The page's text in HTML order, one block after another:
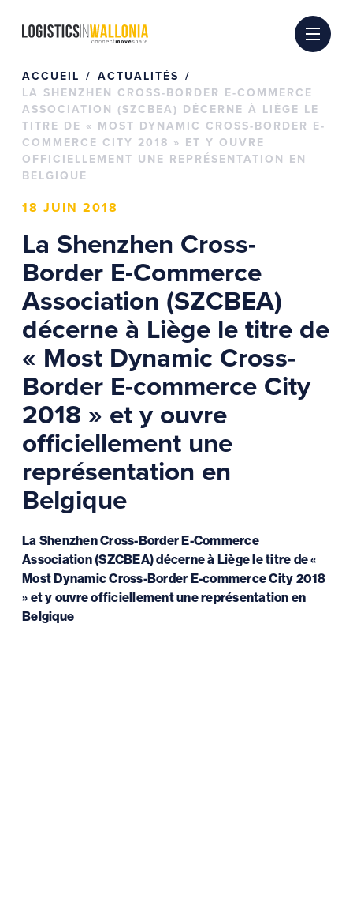
ACCUEIL
ACTUALITÉS
LA SHENZHEN CROSS-BORDER E-COMMERCE
ASSOCIATION (SZCBEA) DÉCERNE À LIÈGE LE
TITRE DE « MOST DYNAMIC CROSS-BORDER E-
COMMERCE CITY 2018 » ET Y OUVRE
OFFICIELLEMENT UNE REPRÉSENTATION EN
BELGIQUE
18 JUIN 2018
La Shenzhen Cross-
Border E-Commerce
Association (SZCBEA)
décerne à Liège le titre de
« Most Dynamic Cross-
Border E-commerce City
2018 » et y ouvre
officiellement une
représentation en
Belgique
La Shenzhen Cross-Border E-Commerce
Association (SZCBEA) décerne à Liège le titre de «
Most Dynamic Cross-Border E-commerce City 2018
» et y ouvre officiellement une représentation en
Belgique